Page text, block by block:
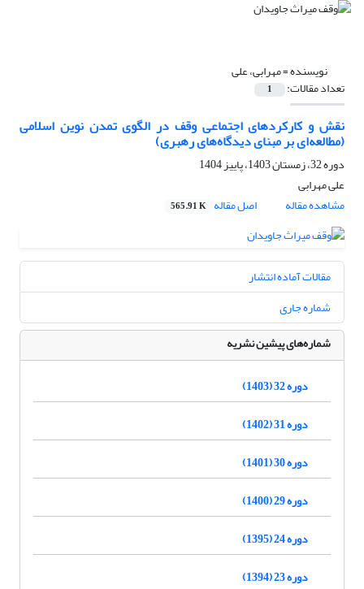
نویسنده =مهرابی، علی
تعداد مقالات: 1
نقش و کارکردهای اجتماعی وقف در الگوی تمدن نوین اسلامی
(مطالعه‌ای بر مبنای دیدگاه‌های رهبری)
دوره 32، زمستان 1403، پاییز 1404
علی مهرابی
مشاهده مقاله
اصل مقاله 565.91 K
مقالات آماده انتشار
شماره جاری
شماره‌های پیشین نشریه
دوره 32 (1403)
دوره 31 (1402)
دوره 30 (1401)
دوره 29 (1400)
دوره 24 (1395)
دوره 23 (1394)